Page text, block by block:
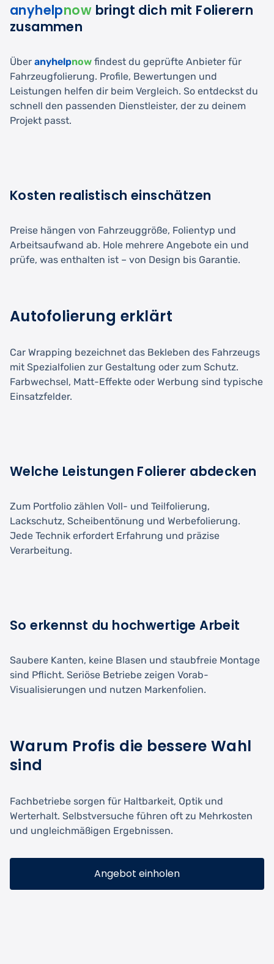
anyhelpnow bringt dich mit Folierern
zusammen
Über anyhelpnow findest du geprüfte Anbieter für
Fahrzeugfolierung. Profile, Bewertungen und
Leistungen helfen dir beim Vergleich. So entdeckst du
schnell den passenden Dienstleister, der zu deinem
Projekt passt.
Kosten realistisch einschätzen
Preise hängen von Fahrzeuggröße, Folientyp und
Arbeitsaufwand ab. Hole mehrere Angebote ein und
prüfe, was enthalten ist – von Design bis Garantie.
Autofolierung erklärt
Car Wrapping bezeichnet das Bekleben des Fahrzeugs
mit Spezialfolien zur Gestaltung oder zum Schutz.
Farbwechsel, Matt-Effekte oder Werbung sind typische
Einsatzfelder.
Welche Leistungen Folierer abdecken
Zum Portfolio zählen Voll- und Teilfolierung,
Lackschutz, Scheibentönung und Werbefolierung.
Jede Technik erfordert Erfahrung und präzise
Verarbeitung.
So erkennst du hochwertige Arbeit
Saubere Kanten, keine Blasen und staubfreie Montage
sind Pflicht. Seriöse Betriebe zeigen Vorab-
Visualisierungen und nutzen Markenfolien.
Warum Profis die bessere Wahl
sind
Fachbetriebe sorgen für Haltbarkeit, Optik und
Werterhalt. Selbstversuche führen oft zu Mehrkosten
und ungleichmäßigen Ergebnissen.
Angebot einholen